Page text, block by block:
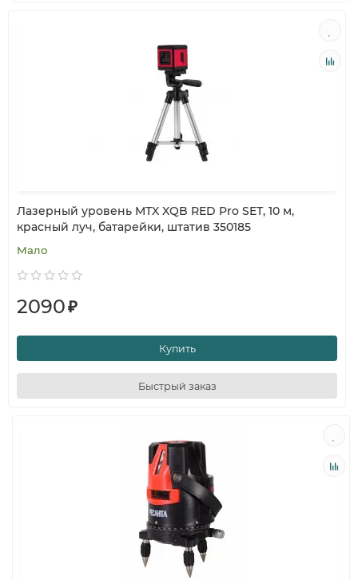
Лазерный уровень MTX XQB RED Pro SET, 10 м,
красный луч, батарейки, штатив 350185
Мало
2090₽
Купить
Быстрый заказ